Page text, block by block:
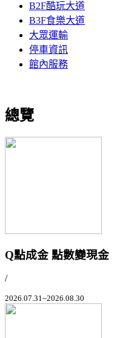
B2F酷玩大道
B3F食樂大道
大眾運輸
停車資訊
館內服務
總覽
Q點成金 點數變現金
/
2026.07.31~2026.08.30